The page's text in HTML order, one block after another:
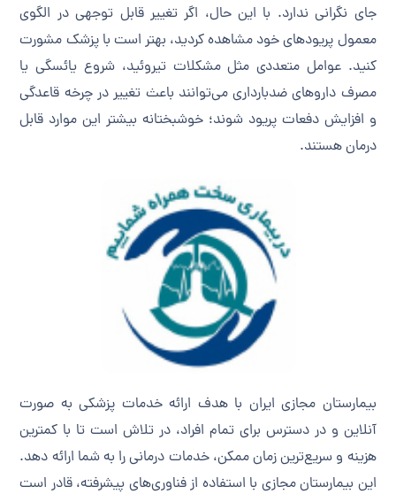
جای نگرانی ندارد. با این حال، اگر تغییر قابل توجهی در الگوی
معمول پریودهای خود مشاهده کردید، بهتر است با پزشک مشورت
کنید. عوامل متعددی مثل مشکلات تیروئید، شروع یائسگی یا
مصرف داروهای ضدبارداری می‌توانند باعث تغییر در چرخه قاعدگی
و افزایش دفعات پریود شوند؛ خوشبختانه بیشتر این موارد قابل
درمان هستند.
بیمارستان مجازی ایران با هدف ارائه خدمات پزشکی به صورت
آنلاین و در دسترس برای تمام افراد، در تلاش است تا با کمترین
هزینه و سریع‌ترین زمان ممکن، خدمات درمانی را به شما ارائه دهد.
این بیمارستان مجازی با استفاده از فناوری‌های پیشرفته، قادر است